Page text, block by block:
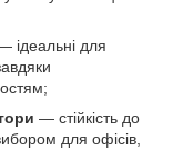
ідеальні для
— стійкість до
для офісів,